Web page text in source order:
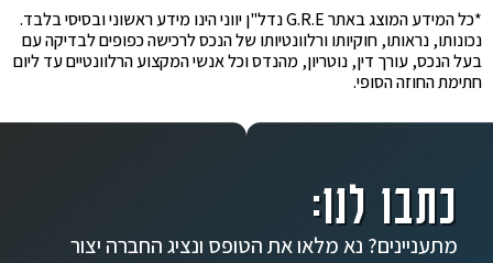
*כל המידע המוצג באתר G.R.E נדל"ן יווני הינו מידע ראשוני ובסיסי בלבד.
נכונותו, נראותו, חוקיותו ורלוונטיותו של הנכס לרכישה כפופים לבדיקה עם
בעל הנכס, עורך דין, נוטריון, מהנדס וכל אנשי המקצוע הרלוונטיים עד ליום
חתימת החוזה הסופי.
כתבו לנו:
מתעניינים? נא מלאו את הטופס ונציג החברה יצור